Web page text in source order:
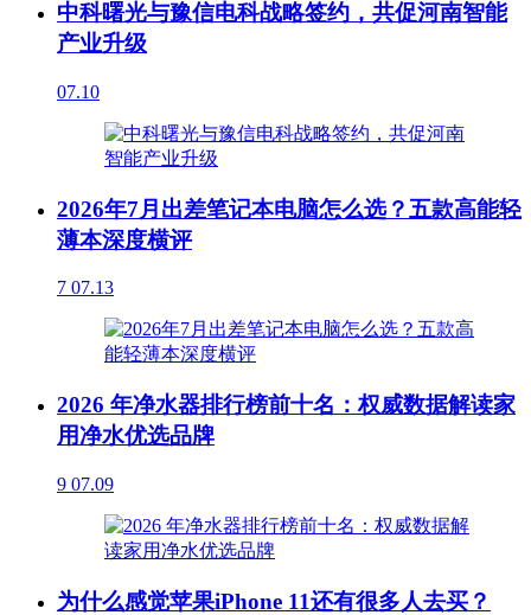
中科曙光与豫信电科战略签约，共促河南智能
产业升级
07.10
2026年7月出差笔记本电脑怎么选？五款高能轻
薄本深度横评
7 07.13
2026 年净水器排行榜前十名：权威数据解读家
用净水优选品牌
9 07.09
为什么感觉苹果iPhone 11还有很多人去买？